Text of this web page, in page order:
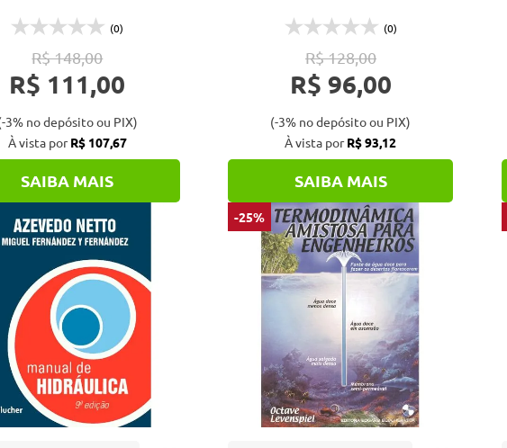
(0)
R$ 148,00
R$ 111,00
3% no depósito ou PIX)
À vista porR$ 107,67
SAIBA MAIS
(0)
R$ 128,00
R$ 96,00
(-3% no depósito ou PIX)
À vista porR$ 93,12
SAIBA MAIS
-25%